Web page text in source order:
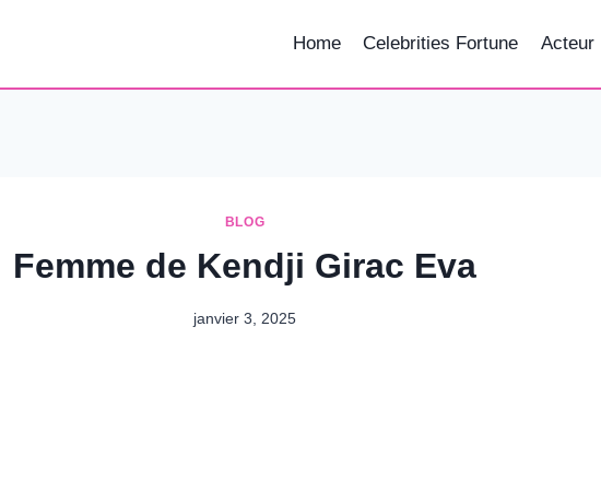
Home Celebrities Fortune Acteur
BLOG
Femme de Kendji Girac Eva
janvier 3, 2025